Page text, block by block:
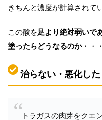
きちんと濃度が計算されて
この酸を足より絶対弱いで
塗ったらどうなるのか・・
治らない・悪化し
トラガスの肉芽をクエ